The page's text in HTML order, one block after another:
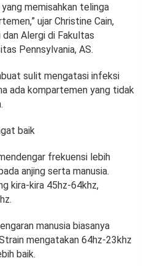
memisahkan telinga
ujar Christine Cain,
Alergi di Fakultas
Pennsylvania, AS.
sulit mengatasi infeksi
ada kompartemen yang tidak
baik
frekuensi lebih
anjing serta manusia.
kira-kira 45hz-64khz,
manusia biasanya
mengatakan 64hz-23khz
baik.